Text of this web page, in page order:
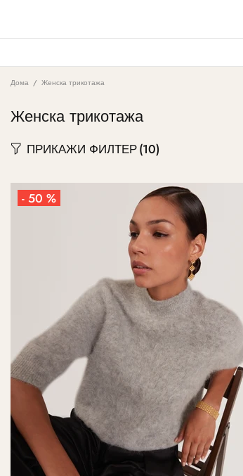
Дома Женска трикотажа
Женска трикотажа
ПРИКАЖИ ФИЛТЕР(10)
- 50 %